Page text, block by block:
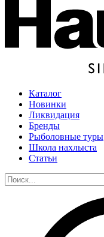
Каталог
Новинки
Ликвидация
Бренды
Рыболовные туры
Школа нахлыста
Статьи